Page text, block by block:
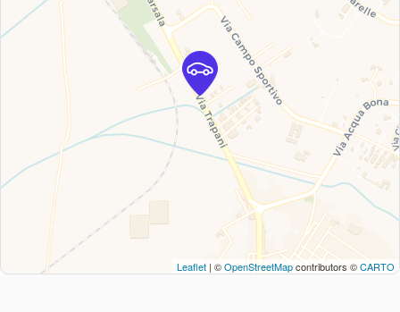
Leaflet | ©OpenStreetMapcontributors ©CARTO